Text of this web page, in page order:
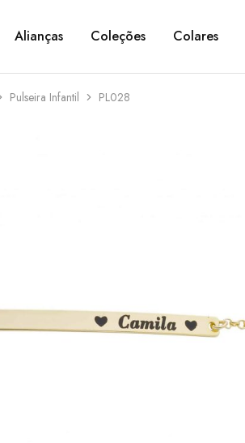
Alianças Coleções Colares
Pulseira Infantil PL028